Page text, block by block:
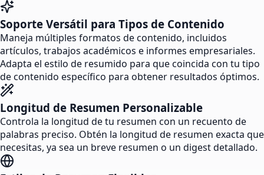
Soporte Versátil para Tipos de Contenido
Maneja múltiples formatos de contenido, incluidos
artículos, trabajos académicos e informes empresariales.
Adapta el estilo de resumido para que coincida con tu tipo
de contenido específico para obtener resultados óptimos.
Longitud de Resumen Personalizable
Controla la longitud de tu resumen con un recuento de
palabras preciso. Obtén la longitud de resumen exacta que
necesitas, ya sea un breve resumen o un digest detallado.